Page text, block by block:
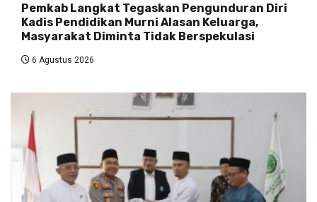
Pemkab Langkat Tegaskan Pengunduran Diri
Kadis Pendidikan Murni Alasan Keluarga,
Masyarakat Diminta Tidak Berspekulasi
6 Agustus 2026